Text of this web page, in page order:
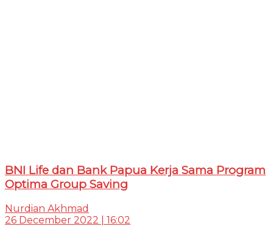
BNI Life dan Bank Papua Kerja Sama Program
Optima Group Saving
Nurdian Akhmad
26 December 2022 | 16:02